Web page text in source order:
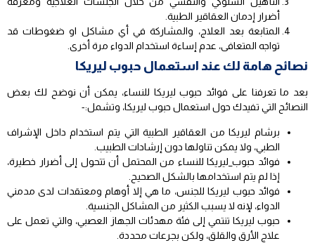
أضرار إدمان العقاقير الطبية.
المتابعة بعد العلاج، والمشاركة في أي مشاكل او ضغوطات قد
تواجه المتعافى، عدم إساءة استخدام الدواء مرة أخرى.
نصائح هامة لك عند استعمال حبوب ليريكا
بعد ما تعرفنا على فوائد حبوب ليريكا للنساء، يمكن أن نوضح لك بعض
النصائح التي تفيدك حول استعمال حبوب ليريكا، وتشمل:-
برشام ليريكا من العقاقير الطبية التي يتم استخدام داخل الإشراف
الطبي، ولا يمكن تناولها دون إرشادات الطبيب.
فوائد حبوب_ليريكا للنساء من المحتمل أن تتحول إلى أضرار خطيرة،
إذا لم يتم استخدامها بالشكل الصحيح.
فوائد حبوب ليريكا للجنس، ما هي إلا أوهام ومعتقدات لدى مدمني
الدواء، لإنه لا يسبب الكثير من المشاكل الجنسية.
حبوب ليريكا تنتمي إلى فئة مهدئات الجهاز العصبي، والتي تعمل على
علاج الأرق والقلق، ولكن بجرعات محددة.